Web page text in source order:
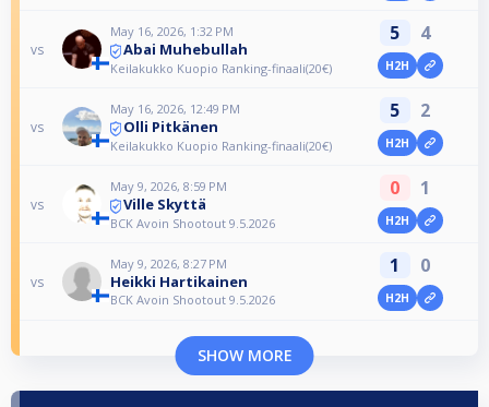
vs
May 16, 2026, 1:32 PM
Abai Muhebullah
Keilakukko Kuopio Ranking-finaali(20€)
5 4
H2H
vs
May 16, 2026, 12:49 PM
Olli Pitkänen
Keilakukko Kuopio Ranking-finaali(20€)
5 2
H2H
vs
May 9, 2026, 8:59 PM
Ville Skyttä
BCK Avoin Shootout 9.5.2026
0 1
H2H
vs
May 9, 2026, 8:27 PM
Heikki Hartikainen
BCK Avoin Shootout 9.5.2026
1 0
H2H
SHOW MORE